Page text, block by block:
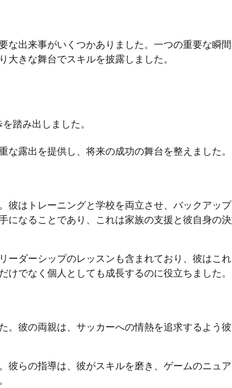
出来事がいくつかありました。一つの重要な瞬間
大きな舞台でスキルを披露しました。
踏み出しました。
露出を提供し、将来の成功の舞台を整えました。
彼はトレーニングと学校を両立させ、バックアッ
になることであり、これは家族の支援と彼自身の
ーダーシップのレッスンも含まれており、彼はこ
でなく個人としても成長するのに役立ちました。
。彼の両親は、サッカーへの情熱を追求するよう
彼らの指導は、彼がスキルを磨き、ゲームのニュ